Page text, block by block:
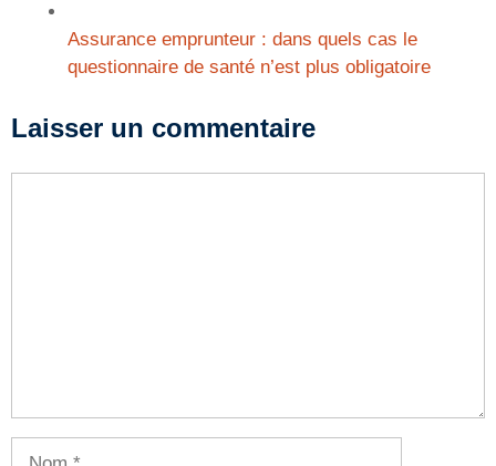
Assurance emprunteur : dans quels cas le
questionnaire de santé n’est plus obligatoire
Laisser un commentaire